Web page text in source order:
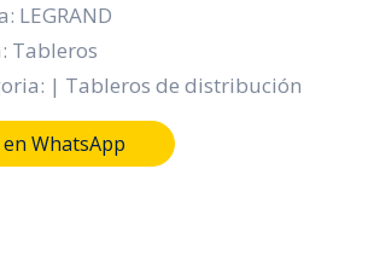
LEGRAND
Tableros
| Tableros de distribución
WhatsApp